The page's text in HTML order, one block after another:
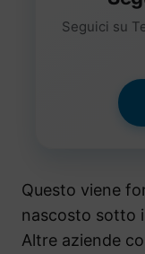
Seguici su
Questo viene
nascosto sotto
Altre aziende